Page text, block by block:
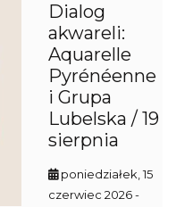
Dialog
akwareli:
Aquarelle
Pyrénéenne
i Grupa
Lubelska / 19
sierpnia
poniedziałek, 15
czerwiec 2026-